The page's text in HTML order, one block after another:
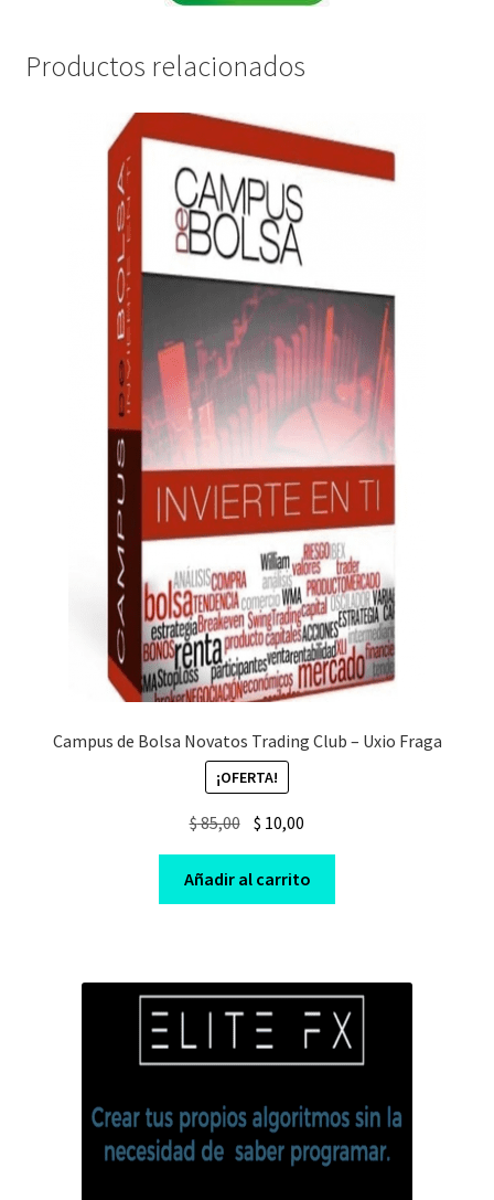
Productos relacionados
Campus de Bolsa Novatos Trading Club – Uxio Fraga
¡OFERTA!
$85,00 Original
price
was:
$ 85,00.
$ 10,00
price
is:
$ 10,00.
Añadir al carrito